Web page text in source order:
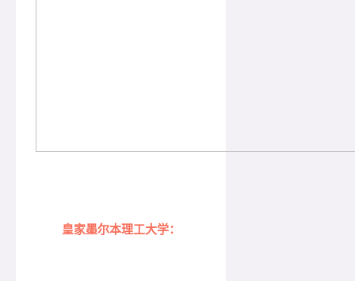
皇家墨尔本理工大学：